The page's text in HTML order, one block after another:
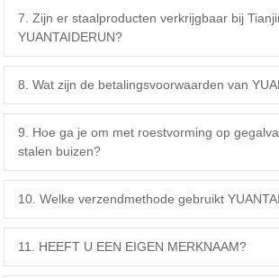
7. Zijn er staalproducten verkrijgbaar bij
YUANTAIDERUN?
8. Wat zijn de betalingsvoorwaarden van
9. Hoe ga je om met roestvorming op
stalen buizen?
10. Welke verzendmethode gebruikt
11. HEEFT U EEN EIGEN MERKNAAM?